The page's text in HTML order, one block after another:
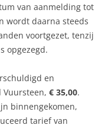
van aanmelding tot
wordt daarna steeds
voortgezet, tenzij
opgezegd.
en
€ 35,00.
binnengekomen,
tarief van